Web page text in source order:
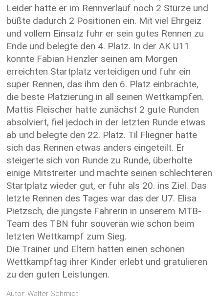
Leider hatte er im Rennverlauf noch 2 Stürze und
büßte dadurch 2 Positionen ein. Mit viel Ehrgeiz
und vollem Einsatz fuhr er sein gutes Rennen zu
Ende und belegte den 4. Platz. In der AK U11
konnte Fabian Henzler seinen am Morgen
erreichten Startplatz verteidigen und fuhr ein
super Rennen, das ihm den 6. Platz einbrachte,
die beste Platzierung in all seinen Wettkämpfen.
Mattis Fleischer hatte zunächst 2 gute Runden
absolviert, fiel jedoch in der letzten Runde etwas
ab und belegte den 22. Platz. Til Fliegner hatte
sich das Rennen etwas anders eingeteilt. Er
steigerte sich von Runde zu Runde, überholte
einige Mitstreiter und machte seinen schlechteren
Startplatz wieder gut, er fuhr als 20. ins Ziel. Das
letzte Rennen des Tages war das der U7. Elisa
Pietzsch, die jüngste Fahrerin in unserem MTB-
Team des TBN fuhr souverän wie schon beim
letzten Wettkampf zum Sieg.
Die Trainer und Eltern hatten einen schönen
Wettkampftag ihrer Kinder erlebt und gratulieren
zu den guten Leistungen.
Autor: Walter Schmidt